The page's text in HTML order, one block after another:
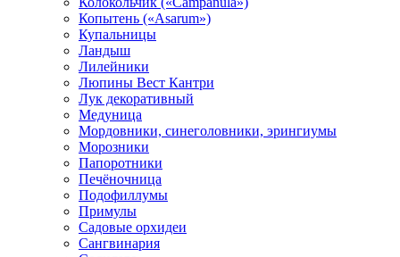
Копытень («Asarum»)
Купальницы
Ландыш
Лилейники
Люпины Вест Кантри
Лук декоративный
Медуница
Мордовники, синеголовники, эрингиумы
Морозники
Папоротники
Печёночница
Подофиллумы
Примулы
Садовые орхидеи
Сангвинария